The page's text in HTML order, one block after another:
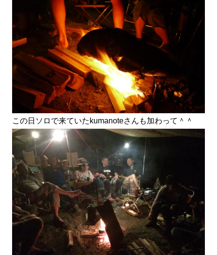
この日ソロで来ていたkumanoteさんも加わって＾＾